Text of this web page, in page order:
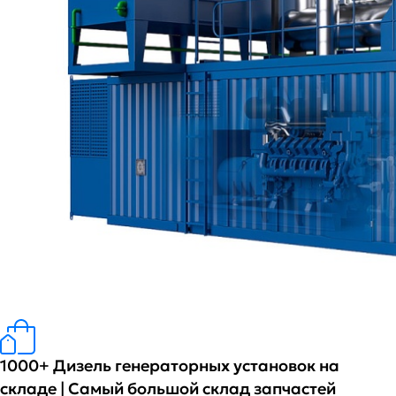
1000+ Дизель генераторных установок на
складе | Самый большой склад запчастей